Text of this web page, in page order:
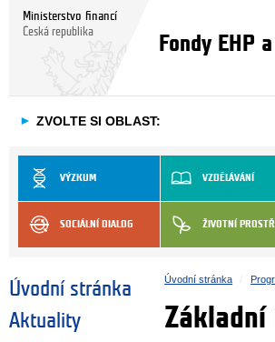
Ministerstvo financí
Česká republika
Fondy EHP
► ZVOLTE SI OBLAST:
VÝZKUM VZDĚLÁVÁNÍ
SOCIÁLNÍ DIALOG ŽIVOTNÍ
Úvodní stránka
Aktuality
Úvodní stránka
Základní